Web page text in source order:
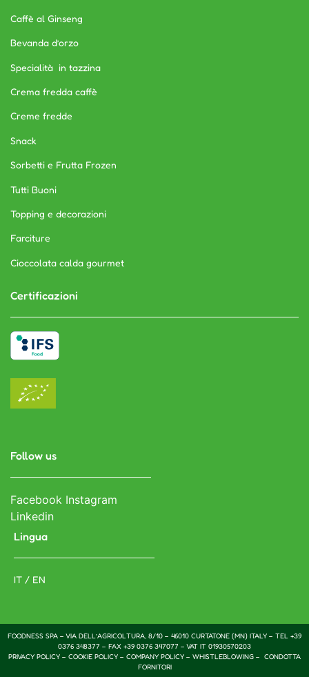
Caffè al Ginseng
Bevanda d’orzo
Specialità in tazzina
Crema fredda caffè
Creme fredde
Snack
Sorbetti e Frutta Frozen
Tutti Buoni
Topping e decorazioni
Farciture
Cioccolata calda gourmet
Certificazioni
Follow us
Facebook Instagram
Linkedin
Lingua
IT / EN
FOODNESS SPA – VIA DELL’AGRICOLTURA, 8/10 – 46010 CURTATONE (MN) ITALY – TEL +39
0376 348377 – FAX +39 0376 347077 – VAT IT 01930570203
PRIVACY POLICY – COOKIE POLICY – COMPANY POLICY – WHISTLEBLOWING – CONDOTTA
FORNITORI